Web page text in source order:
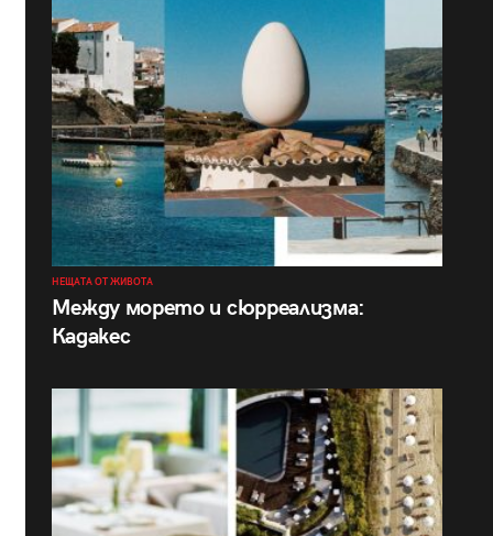
НЕЩАТА ОТ ЖИВОТА
Между морето и сюрреализма:
Кадакес